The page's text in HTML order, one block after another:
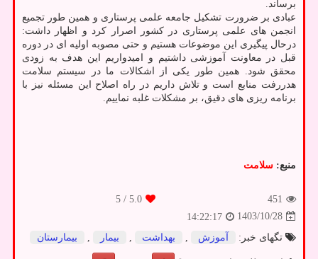
برساند.
عبادی بر ضرورت تشکیل جامعه علمی پرستاری و همین طور تجمیع
انجمن های علمی پرستاری در کشور اصرار کرد و اظهار داشت:
درحال پیگیری این موضوعات هستیم و حتی مصوبه اولیه ای در دوره
قبل در معاونت آموزشی داشتیم و امیدواریم این هدف به زودی
محقق شود. همین طور یکی از اشکالات ما در سیستم سلامت
هدررفت منابع است و تلاش داریم در راه اصلاح این مسئله نیز با
برنامه ریزی های دقیق، بر مشکلات غلبه نماییم.
منبع: سلامت
451
5.0
/ 5
1403/10/28
14:22:17
تگهای خبر:
آموزش بهداشت بیمار بیمارستان